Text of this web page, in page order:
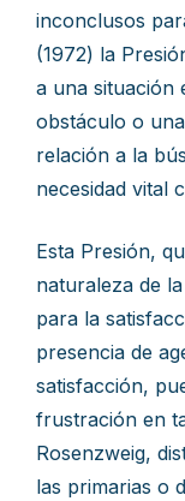
inconclusos
(1972) la
a una situación
obstáculo o
relación a la
necesidad vital
Esta Presión,
naturaleza de
para la
presencia de
satisfacción,
frustración en
Rosenzweig,
las primarias o